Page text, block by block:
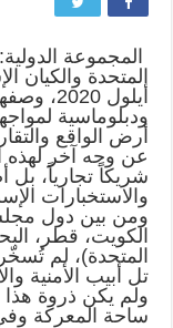
المجموعة
المتحدة والكيان
أيلول
ودبلوماسية
أرض الواقع
عن وجه آخر لهذه
شريكاً تجارياً،
والاستخبارات
ومن بين دول
الكويت، قطر،
المتحدة)، لم
تل أبيب الأمنية
ولم يكن ذروة هذا
ساحة المعركة